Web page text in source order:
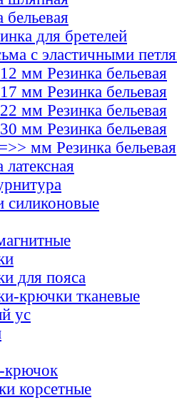
бельевая
для бретелей
с эластичными
мм Резинка бельевая
мм Резинка бельевая
мм Резинка бельевая
мм Резинка бельевая
мм Резинка бельевая
латексная
силиконовые
для пояса
крючки тканевые
ус
крючок
корсетные